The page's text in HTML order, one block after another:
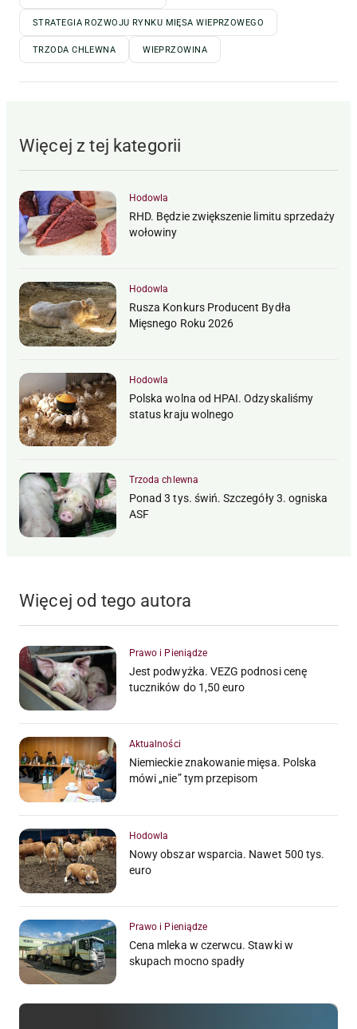
STRATEGIA ROZWOJU RYNKU MIĘSA WIEPRZOWEGO
TRZODA CHLEWNA WIEPRZOWINA
Więcej z tej kategorii
Hodowla
RHD. Będzie zwiększenie limitu sprzedaży
wołowiny
Hodowla
Rusza Konkurs Producent Bydła
Mięsnego Roku 2026
Hodowla
Polska wolna od HPAI. Odzyskaliśmy
status kraju wolnego
Trzoda chlewna
Ponad 3 tys. świń. Szczegóły 3. ogniska
ASF
Więcej od tego autora
Prawo i Pieniądze
Jest podwyżka. VEZG podnosi cenę
tuczników do 1,50 euro
Aktualności
Niemieckie znakowanie mięsa. Polska
mówi „nie” tym przepisom
Hodowla
Nowy obszar wsparcia. Nawet 500 tys.
euro
Prawo i Pieniądze
Cena mleka w czerwcu. Stawki w
skupach mocno spadły